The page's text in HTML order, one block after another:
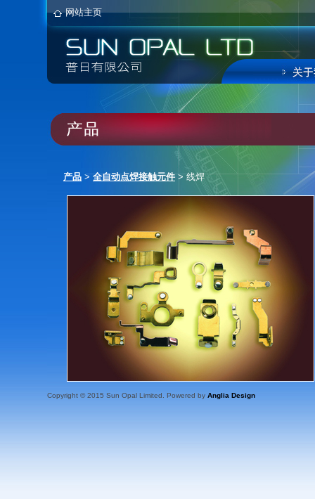
网站主页
产品 >全自动点焊接触元件> 线焊
Copyright © 2015 Sun Opal Limited. Powered by Anglia Design